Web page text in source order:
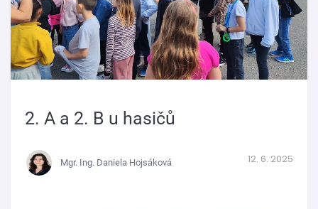
2. A a 2. B u hasičů
Mgr. Ing. Daniela Hojsáková 12. 6. 2025